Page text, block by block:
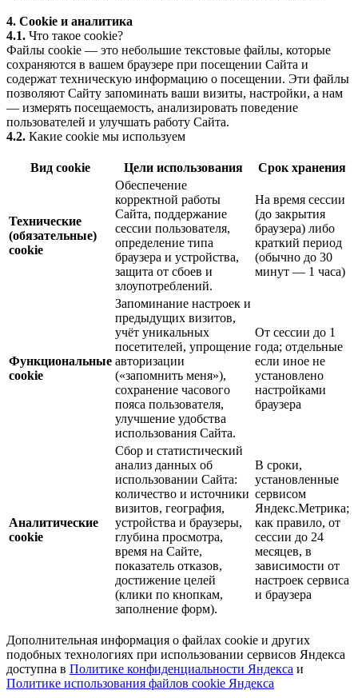
4. Cookie и аналитика
4.1. Что такое cookie?
Файлы cookie — это небольшие текстовые файлы, которые
сохраняются в вашем браузере при посещении Сайта и
содержат техническую информацию о посещении. Эти файлы
позволяют Сайту запоминать ваши визиты, настройки, а нам
— измерять посещаемость, анализировать поведение
пользователей и улучшать работу Сайта.
4.2. Какие cookie мы используем
Вид cookie Цели использования Срок хранения
Технические
(обязательные)
cookie
Обеспечение
корректной работы
Сайта, поддержание
сессии пользователя,
определение типа
браузера и устройства,
защита от сбоев и
злоупотреблений.
На время сессии
(до закрытия
браузера) либо
краткий период
(обычно до 30
минут — 1 часа)
Функциональные
cookie
Запоминание настроек и
предыдущих визитов,
учёт уникальных
посетителей, упрощение
авторизации
(«запомнить меня»),
сохранение часового
пояса пользователя,
улучшение удобства
использования Сайта.
От сессии до 1
года; отдельные
если иное не
установлено
настройками
браузера
Аналитические
cookie
Сбор и статистический
анализ данных об
использовании Сайта:
количество и источники
визитов, география,
устройства и браузеры,
глубина просмотра,
время на Сайте,
показатель отказов,
достижение целей
(клики по кнопкам,
заполнение форм).
В сроки,
установленные
сервисом
Яндекс.Метрика;
как правило, от
сессии до 24
месяцев, в
зависимости от
настроек сервиса
и браузера
Дополнительная информация о файлах cookie и других
подобных технологиях при использовании сервисов Яндекса
доступна в Политике конфиденциальности Яндекса и
Политике использования файлов cookie Яндекса